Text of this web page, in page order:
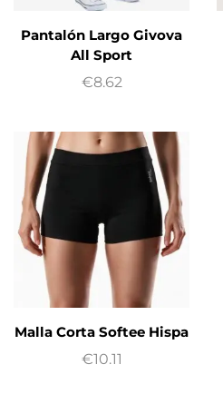
Pantalón Largo Givova
All Sport
€8.62
Malla Corta Softee Hispa
€10.11